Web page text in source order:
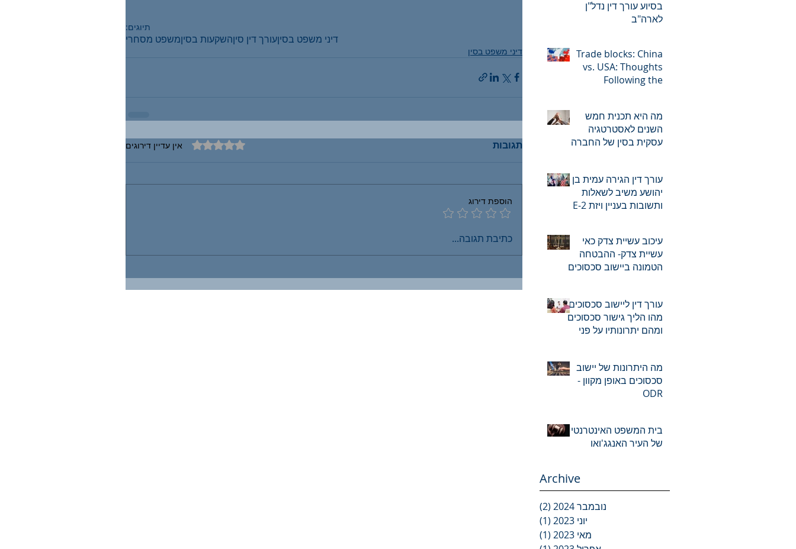
תיוגים:
דיני משפט בסיןעורך דין סיןהשקעות בסיןמשפט מסחרי
דיני משפט בסין
תגובות דירוג של 0 מתוך 5 כוכבים אין עדיין דירוגים
הוספת דירוג
כתיבת תגובה...
בסיוע עורך דין נדל"ן
לארה"ב
Trade blocks: China
vs. USA: Thoughts
Following the
מה היא תכנית חמש
השנים לאסטרטגיה
עסקית בסין של החברה
עורך דין הגירה עמית בן
יהושע משיב לשאלות
ותשובות בעניין ויזת E-2
עיכוב עשיית צדק כאי
עשיית צדק- ההבטחה
הטמונה ביישוב סכסוכים
עורך דין ליישוב סכסוכים-
מהו הליך גישור סכסוכים
ומהם יתרונותיו על פני
מה היתרונות של יישוב
סכסוכים באופן מקוון -
ODR
בית המשפט האינטרנטי
של העיר האנגג'ואו
Archive
נובמבר 2024 (2)
יוני 2023
(1)
מאי 2023
(1)